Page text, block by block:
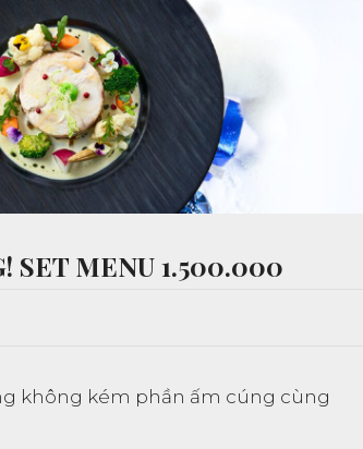
SET MENU 1.500.000
không kém phần ấm cúng cùng